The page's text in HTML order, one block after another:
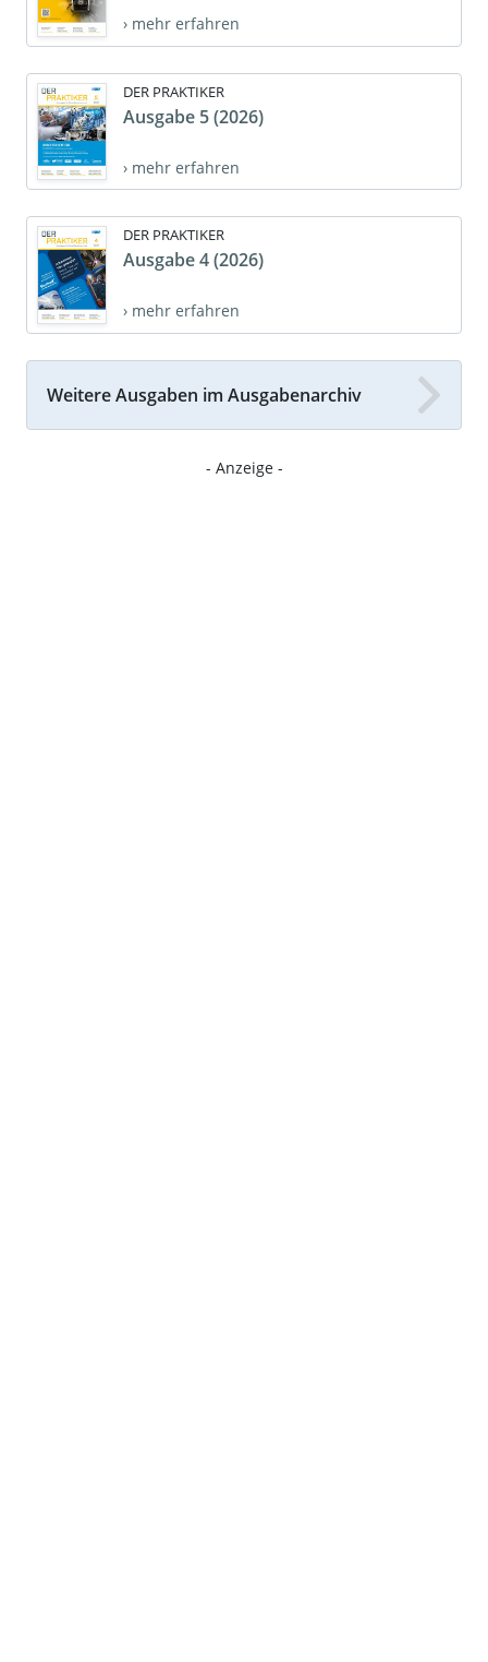
› mehr erfahren
DER PRAKTIKER
Ausgabe 5 (2026)
› mehr erfahren
DER PRAKTIKER
Ausgabe 4 (2026)
› mehr erfahren
Weitere Ausgaben im Ausgabenarchiv
- Anzeige -